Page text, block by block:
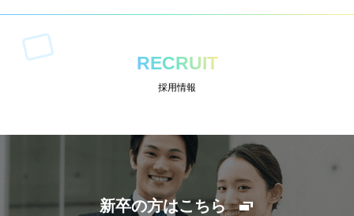
RECRUIT
採用情報
新卒の方はこちら